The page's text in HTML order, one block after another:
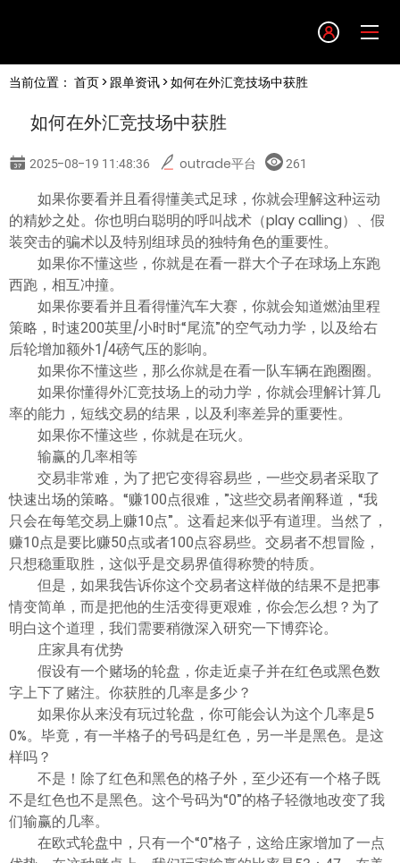
English
繁體中文
한글
日本語
Tiếng việt
ไทย
当前位置： 首页> 跟单资讯> 如何在外汇竞技场中获胜
如何在外汇竞技场中获胜
2025-08-19 11:48:36 outrade平台 261
如果你要看并且看得懂美式足球，你就会理解这种运动
的精妙之处。你也明白聪明的呼叫战术（play calling）、假
装突击的骗术以及特别组球员的独特角色的重要性。
如果你不懂这些，你就是在看一群大个子在球场上东跑
西跑，相互冲撞。
如果你要看并且看得懂汽车大赛，你就会知道燃油里程
策略，时速200英里/小时时“尾流”的空气动力学，以及给右
后轮增加额外1/4磅气压的影响。
如果你不懂这些，那么你就是在看一队车辆在跑圈圈。
如果你懂得外汇竞技场上的动力学，你就会理解计算几
率的能力，短线交易的结果，以及利率差异的重要性。
如果你不懂这些，你就是在玩火。
输赢的几率相等
交易非常难，为了把它变得容易些，一些交易者采取了
快速出场的策略。“赚100点很难，”这些交易者阐释道，“我
只会在每笔交易上赚10点”。这看起来似乎有道理。当然了，
赚10点是要比赚50点或者100点容易些。交易者不想冒险，
只想稳重取胜，这似乎是交易界值得称赞的特质。
但是，如果我告诉你这个交易者这样做的结果不是把事
情变简单，而是把他的生活变得更艰难，你会怎么想？为了
明白这个道理，我们需要稍微深入研究一下博弈论。
庄家具有优势
假设有一个赌场的轮盘，你走近桌子并在红色或黑色数
字上下了赌注。你获胜的几率是多少？
如果你从来没有玩过轮盘，你可能会认为这个几率是5
0%。毕竟，有一半格子的号码是红色，另一半是黑色。是这
样吗？
不是！除了红色和黑色的格子外，至少还有一个格子既
不是红色也不是黑色。这个号码为“0”的格子轻微地改变了我
们输赢的几率。
在欧式轮盘中，只有一个“0”格子，这给庄家增加了一点